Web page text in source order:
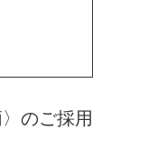
のご採用